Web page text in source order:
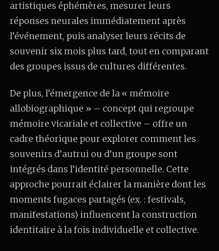
artistiques éphémères, mesurer leurs
réponses neurales immédiatement après
l’événement, puis analyser leurs récits de
souvenir six mois plus tard, tout en comparant
des groupes issus de cultures différentes.
De plus, l’émergence de la « mémoire
allobiographique » – concept qui regroupe
mémoire vicariale et collective – offre un
cadre théorique pour explorer comment les
souvenirs d’autrui ou d’un groupe sont
intégrés dans l’identité personnelle. Cette
approche pourrait éclairer la manière dont les
moments fugaces partagés (ex. : festivals,
manifestations) influencent la construction
identitaire à la fois individuelle et collective.